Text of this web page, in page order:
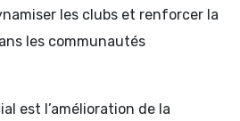
les clubs et renforcer la
les communautés
est l’amélioration de la